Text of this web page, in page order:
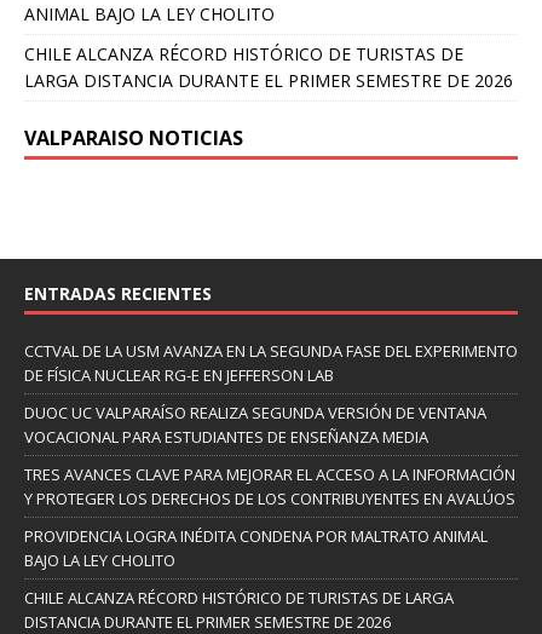
ANIMAL BAJO LA LEY CHOLITO
CHILE ALCANZA RÉCORD HISTÓRICO DE TURISTAS DE
LARGA DISTANCIA DURANTE EL PRIMER SEMESTRE DE 2026
VALPARAISO NOTICIAS
ENTRADAS RECIENTES
CCTVAL DE LA USM AVANZA EN LA SEGUNDA FASE DEL EXPERIMENTO
DE FÍSICA NUCLEAR RG-E EN JEFFERSON LAB
DUOC UC VALPARAÍSO REALIZA SEGUNDA VERSIÓN DE VENTANA
VOCACIONAL PARA ESTUDIANTES DE ENSEÑANZA MEDIA
TRES AVANCES CLAVE PARA MEJORAR EL ACCESO A LA INFORMACIÓN
Y PROTEGER LOS DERECHOS DE LOS CONTRIBUYENTES EN AVALÚOS
PROVIDENCIA LOGRA INÉDITA CONDENA POR MALTRATO ANIMAL
BAJO LA LEY CHOLITO
CHILE ALCANZA RÉCORD HISTÓRICO DE TURISTAS DE LARGA
DISTANCIA DURANTE EL PRIMER SEMESTRE DE 2026